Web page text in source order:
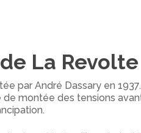
La
par André Dassary en
montée des tensions